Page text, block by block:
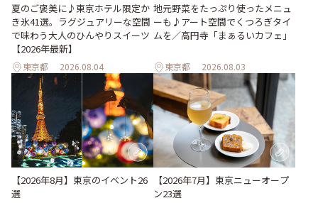
夏のご褒美に♪東京ホテル限定か
き氷41選。ラグジュアリーな空間
で味わう大人のひんやりスイーツ
【2026年最新】
東京都 2026.08.04
地元野菜をたっぷり使ったメニュ
ーも♪アート空間でくつろぎタイ
ムを／高円寺「まぁるいカフェ」
東京都 2026.08.03
【2026年8月】東京のイベント26
選
【2026年7月】東京ニューオープ
ン23選